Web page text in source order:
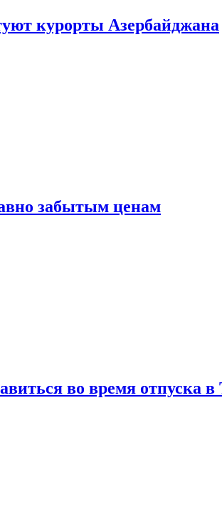
курорты Азербайджана
забытым ценам
во время отпуска в